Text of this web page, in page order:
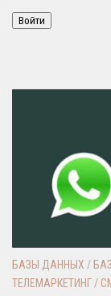
Войти
БАЗЫ ДАННЫХ /
ТЕЛЕМАРКЕТИНГ /